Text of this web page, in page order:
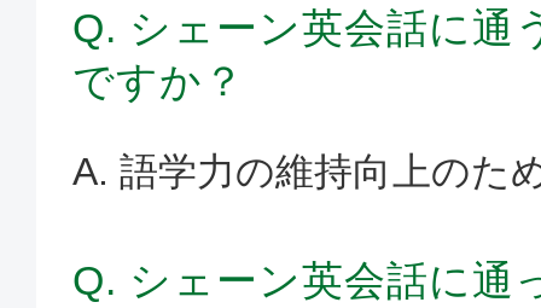
Q. シェーン英会話に通
ですか？
A. 語学力の維持向上のた
Q. シェーン英会話に通